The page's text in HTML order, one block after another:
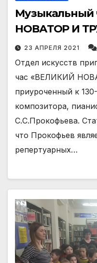
Музыкальный
НОВАТОР И
23 АПРЕЛЯ 2021
Отдел искусств
час «ВЕЛИКИЙ
приуроченный к
композитора,
С.С.Прокофьева.
что Прокофьев
репертуарных…